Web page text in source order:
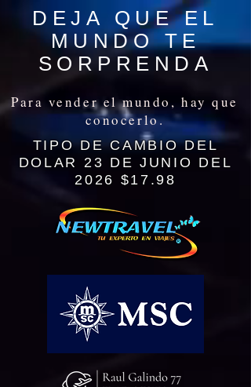
DEJA QUE EL
MUNDO TE
SORPRENDA
Para vender el mundo, hay que
conocerlo.
TIPO DE CAMBIO DEL
DOLAR 23 DE JUNIO DEL
2026 $17.98